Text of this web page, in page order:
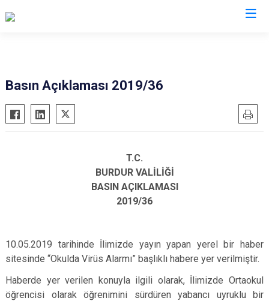
Basın Açıklaması 2019/36
T.C.
BURDUR VALİLİĞİ
BASIN AÇIKLAMASI
2019/36
10.05.2019 tarihinde İlimizde yayın yapan yerel bir haber
sitesinde “Okulda Virüs Alarmı” başlıklı habere yer verilmiştir.
Haberde yer verilen konuyla ilgili olarak, İlimizde Ortaokul
öğrencisi olarak öğrenimini sürdüren yabancı uyruklu bir